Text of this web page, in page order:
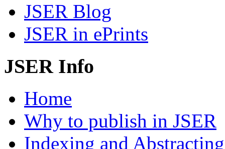
JSER Blog
JSER in ePrints
JSER Info
Home
Why to publish in JSER
Indexing and Abstracting